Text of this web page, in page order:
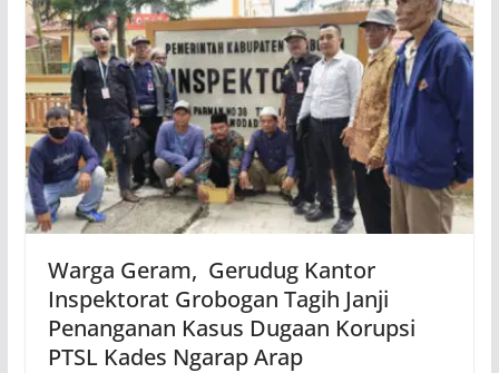
Warga Geram, Gerudug Kantor
Inspektorat Grobogan Tagih Janji
Penanganan Kasus Dugaan Korupsi
PTSL Kades Ngarap Arap